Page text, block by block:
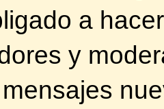
una
y
oculto.